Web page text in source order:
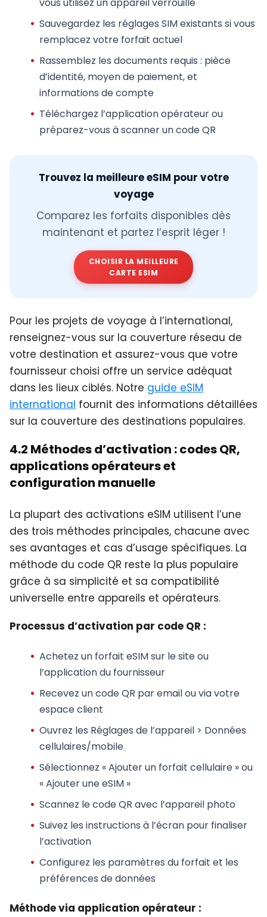
vous utilisez un appareil verrouillé
Sauvegardez les réglages SIM existants si vous
remplacez votre forfait actuel
Rassemblez les documents requis : pièce
d’identité, moyen de paiement, et
informations de compte
Téléchargez l’application opérateurou
préparez-vous à scanner un code QR
Trouvez la meilleure eSIM pour votre
voyage
Comparez les forfaits disponibles dès
maintenant et partez l’esprit léger !
CHOISIR LA MEILLEURE
CARTE ESIM
Pour les projets de voyage à l’international,
renseignez-vous sur la couverture réseau de
votre destination et assurez-vous que votre
fournisseur choisi offre un service adéquat
dans les lieux ciblés. Notre guide eSIM
international fournit des informations détaillées
sur la couverture des destinations populaires.
4.2 Méthodes d’activation : codes QR,
applications opérateurs et
configuration manuelle
La plupart des activations eSIM utilisent l’une
des trois méthodes principales, chacune avec
ses avantages et cas d’usage spécifiques. La
méthode du code QR reste la plus populaire
grâce à sa simplicité et sa compatibilité
universelle entre appareils et opérateurs.
Processus d’activation par code QR :
Achetez un forfait eSIM sur le site ou
l’application du fournisseur
Recevez un code QR par email ou via votre
espace client
Ouvrez les Réglages de l’appareil > Données
cellulaires/mobile
Sélectionnez « Ajouter un forfait cellulaire » ou
« Ajouter une eSIM »
Scannez le code QR avec l’appareil photo
Suivez les instructions à l’écran pour finaliser
l’activation
Configurez les paramètres du forfait et les
préférences de données
Méthode via application opérateur :